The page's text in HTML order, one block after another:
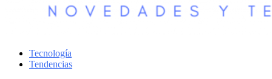
Tecnología
Tendencias